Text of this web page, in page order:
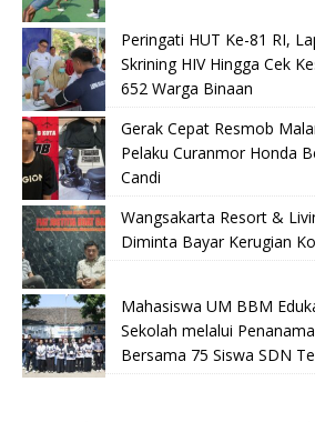
Peringati HUT Ke-81 RI,
Skrining HIV Hingga Cek
652 Warga Binaan
Gerak Cepat Resmob
Pelaku Curanmor Honda
Candi
Wangsakarta Resort &
Diminta Bayar Kerugian
Mahasiswa UM BBM
Sekolah melalui
Bersama 75 Siswa SDN